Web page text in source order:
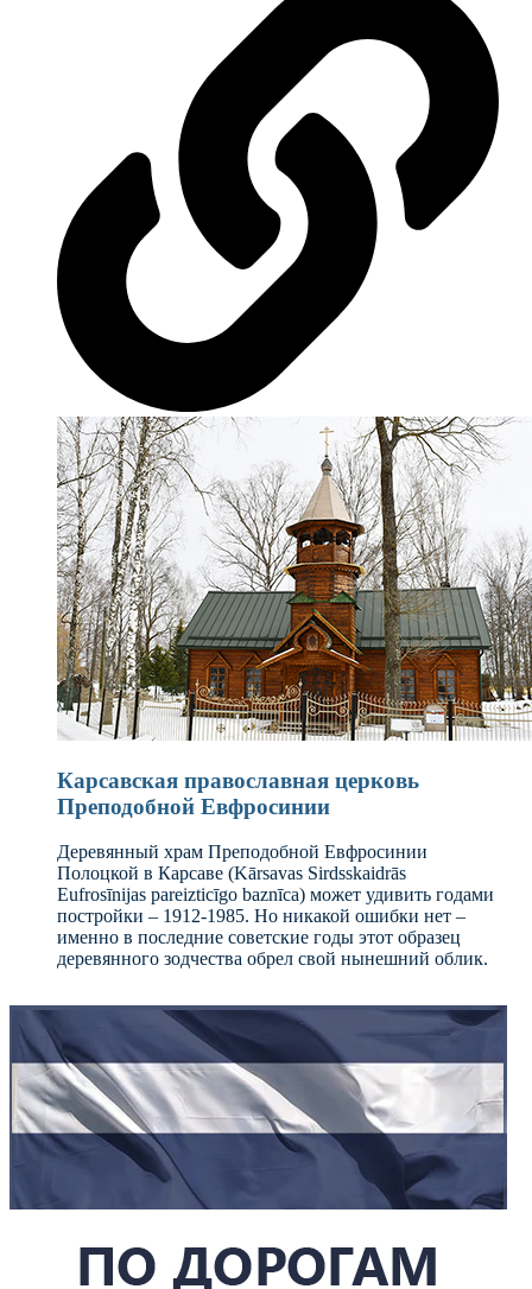
Карсавская православная церковь
Преподобной Евфросинии
Деревянный храм Преподобной Евфросинии
Полоцкой в Карсаве (Kārsavas Sirdsskaidrās
Eufrosīnijas pareizticīgo baznīca) может удивить годами
постройки – 1912-1985. Но никакой ошибки нет –
именно в последние советские годы этот образец
деревянного зодчества обрел свой нынешний облик.